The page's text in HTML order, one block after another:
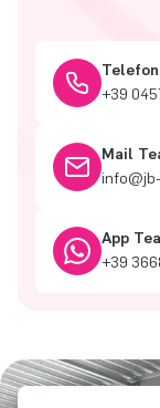
+39
Mail
App
+39